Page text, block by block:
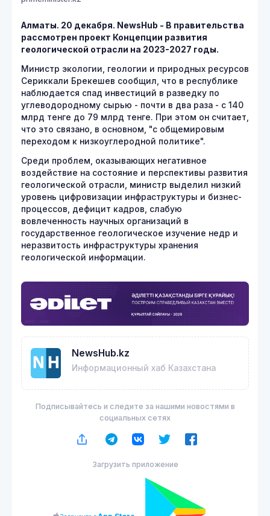
Алматы. 20 декабря. NewsHub - В правительства
рассмотрен проект Концепции развития
геологической отрасли на 2023-2027 годы.
Министр экологии, геологии и природных ресурсов
Сериккали Брекешев сообщил, что в республике
наблюдается спад инвестиций в разведку по
углеводородному сырью - почти в два раза - с 140
млрд тенге до 79 млрд тенге. При этом он считает,
что это связано, в основном, "с общемировым
переходом к низкоуглеродной политике".
Среди проблем, оказывающих негативное
воздействие на состояние и перспективы развития
геологической отрасли, министр выделил низкий
уровень цифровизации инфраструктуры и бизнес-
процессов, дефицит кадров, слабую
вовлеченность научных организаций в
государственное геологическое изучение недр и
неразвитость инфраструктуры хранения
геологической информации.
NewsHub.kz
Информационный хаб Казахстана
Подписывайтесь и следите за нашими новостями в
социальных сетях
Загрузить приложение